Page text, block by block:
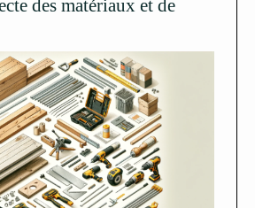
des matériaux et de